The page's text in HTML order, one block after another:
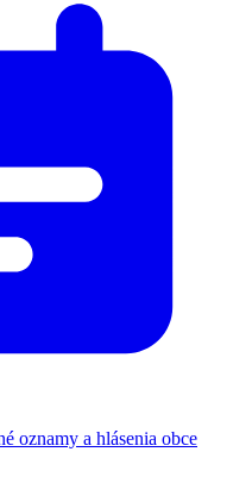
oznamy a hlásenia obce